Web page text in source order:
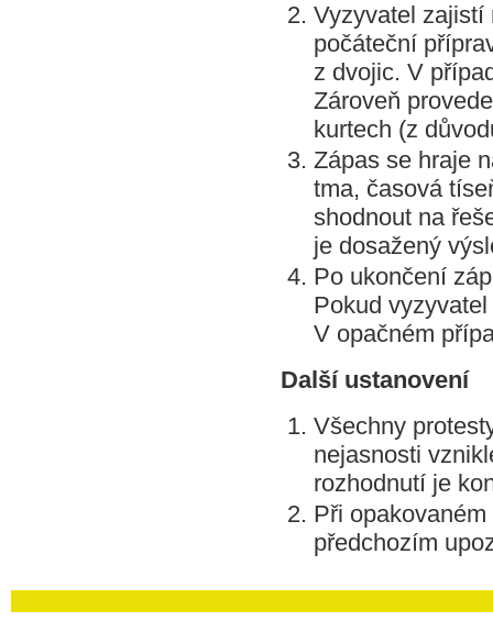
Vyzyvatel
počáteční
z dvojic. V
Zároveň
kurtech (z
Zápas se hraje
tma, časová
shodnout na
je dosažený
Po ukončení
Pokud
V opačném
Další ustanovení
Všechny
nejasnosti
rozhodnutí je
Při
předchozím